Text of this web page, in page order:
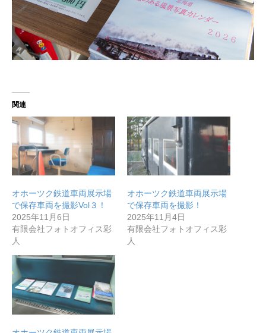
関連
オホーツク鉄道車両展示場
で保存車両を撮影Vol３！
2025年11月6日
有限会社フォトオフィス彩
人
オホーツク鉄道車両展示場
で保存車両を撮影！
2025年11月4日
有限会社フォトオフィス彩
人